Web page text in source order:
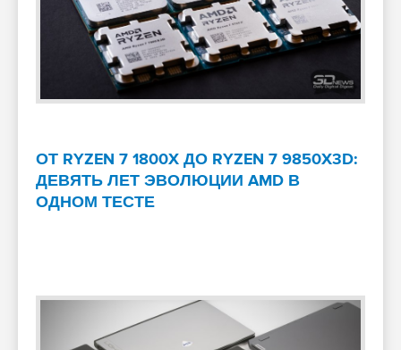
ОТ RYZEN 7 1800X ДО RYZEN 7 9850X3D:
ДЕВЯТЬ ЛЕТ ЭВОЛЮЦИИ AMD В
ОДНОМ ТЕСТЕ